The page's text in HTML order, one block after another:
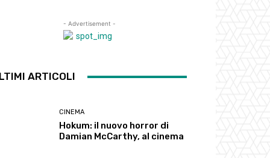
- Advertisement -
ARTICOLI
CINEMA
Hokum: il nuovo horror di
Damian McCarthy, al cinema